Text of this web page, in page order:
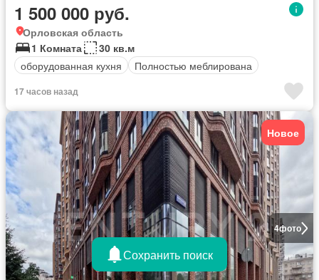
1 500 000 руб.
Орловская область
1 Комната
30 кв.м
оборудованная кухня
Полностью меблирована
17 часов назад
4фото
Новое
Сохранить поиск